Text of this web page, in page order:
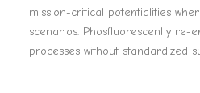
mission-critical potentialities
scenarios. Phosfluorescently re-
processes without standardized